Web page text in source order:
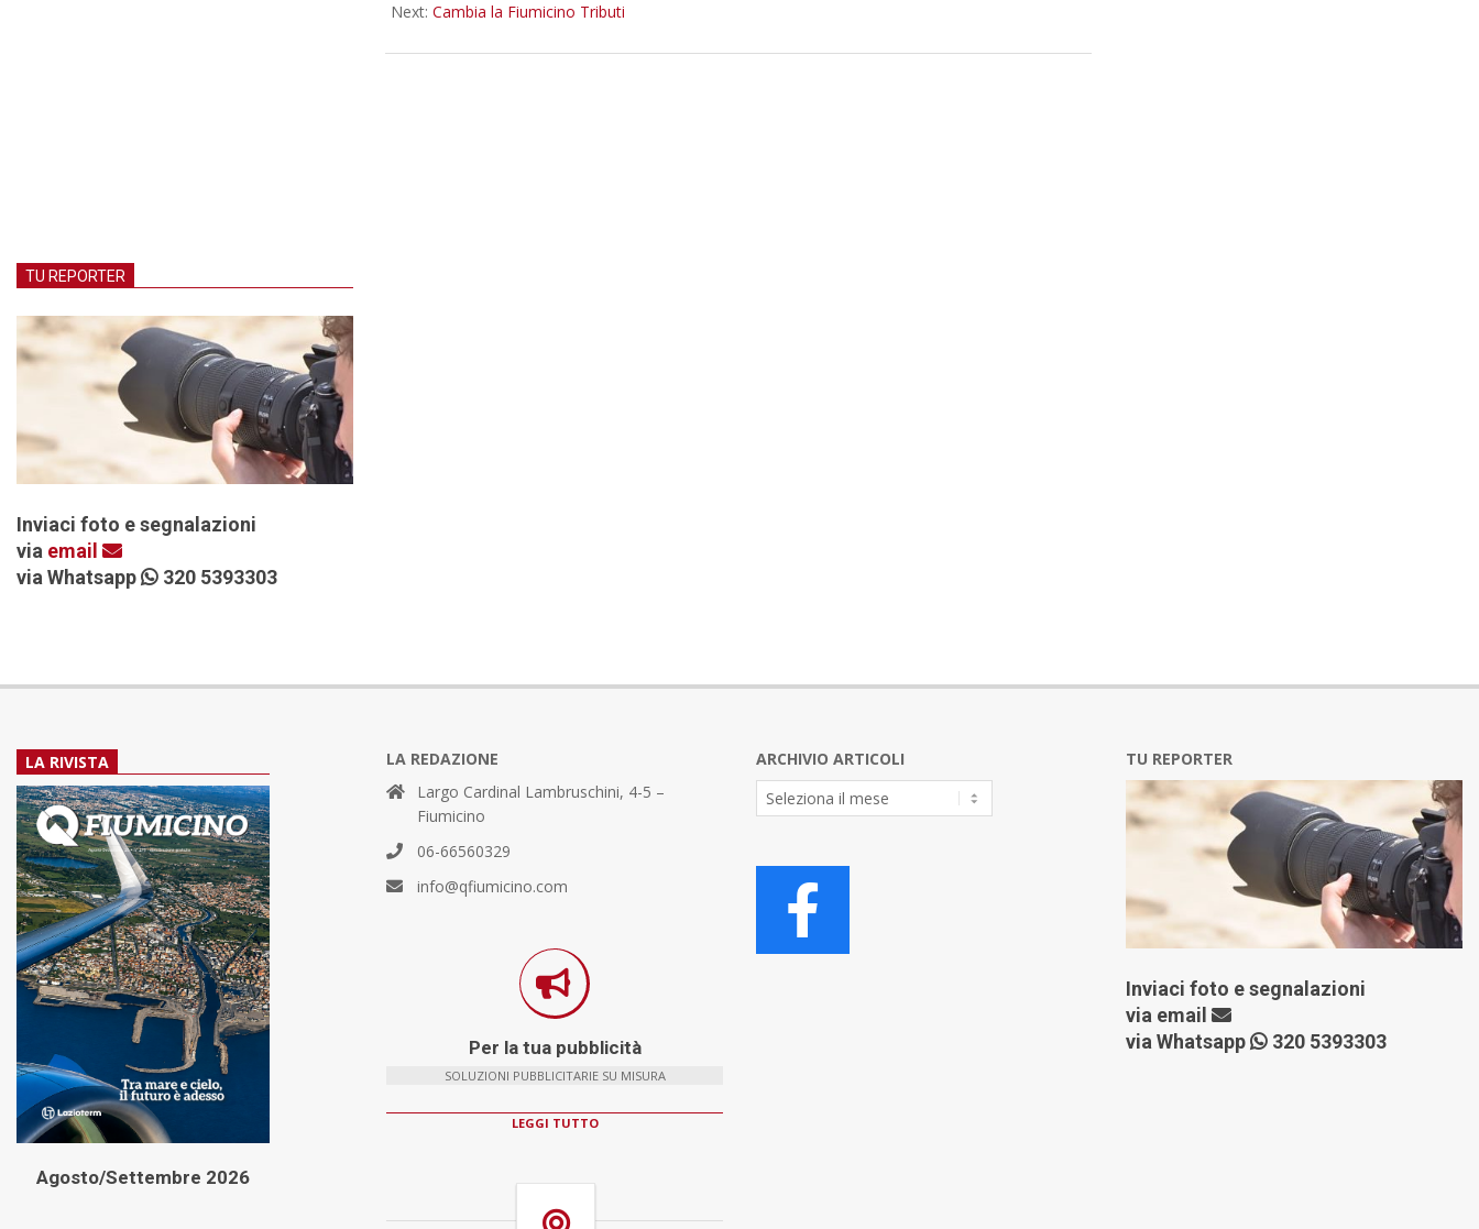
Next: Cambia la Fiumicino Tributi
TU REPORTER
Inviaci foto e segnalazioni
via email
via Whatsapp
320 5393303
LA RIVISTA
Agosto/Settembre 2026
LA REDAZIONE
Largo Cardinal Lambruschini, 4-5 –
Fiumicino
06-66560329
info@qfiumicino.com
Per la tua pubblicità
SOLUZIONI PUBBLICITARIE SU MISURA
LEGGI TUTTO
ARCHIVIO ARTICOLI
Archivio
Articoli
TU REPORTER
Inviaci foto e segnalazioni
via email
via Whatsapp
320 5393303